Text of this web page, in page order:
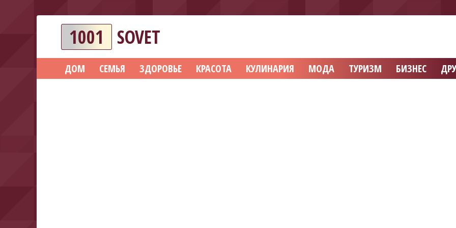
1001 SOVET
ДОМ СЕМЬЯ ЗДОРОВЬЕ КРАСОТА КУЛИНАРИЯ МОДА ТУРИЗМ БИЗНЕС